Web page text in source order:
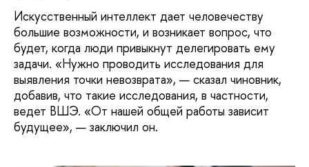
Искусственный интеллект дает человечеству
большие возможности, и возникает вопрос, что
будет, когда люди привыкнут делегировать ему
задачи. «Нужно проводить исследования для
выявления точки невозврата», — сказал чиновник,
добавив, что такие исследования, в частности,
ведет ВШЭ. «От нашей общей работы зависит
будущее», — заключил он.